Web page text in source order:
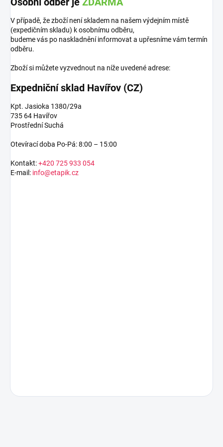
V případě, že zboží není skladem na našem výdejním místě
(expedičním skladu) k osobnímu odběru,
budeme vás po naskladnění informovat a upřesníme vám termín
odběru.
Zboží si můžete vyzvednout na níže uvedené adrese:
Expedniční sklad Havířov (CZ)
Kpt. Jasioka 1380/29a
735 64 Havířov
Prostřední Suchá
Otevírací doba Po-Pá: 8:00 – 15:00
Kontakt:+420 725 933 054
E-mail: info@etapik.cz